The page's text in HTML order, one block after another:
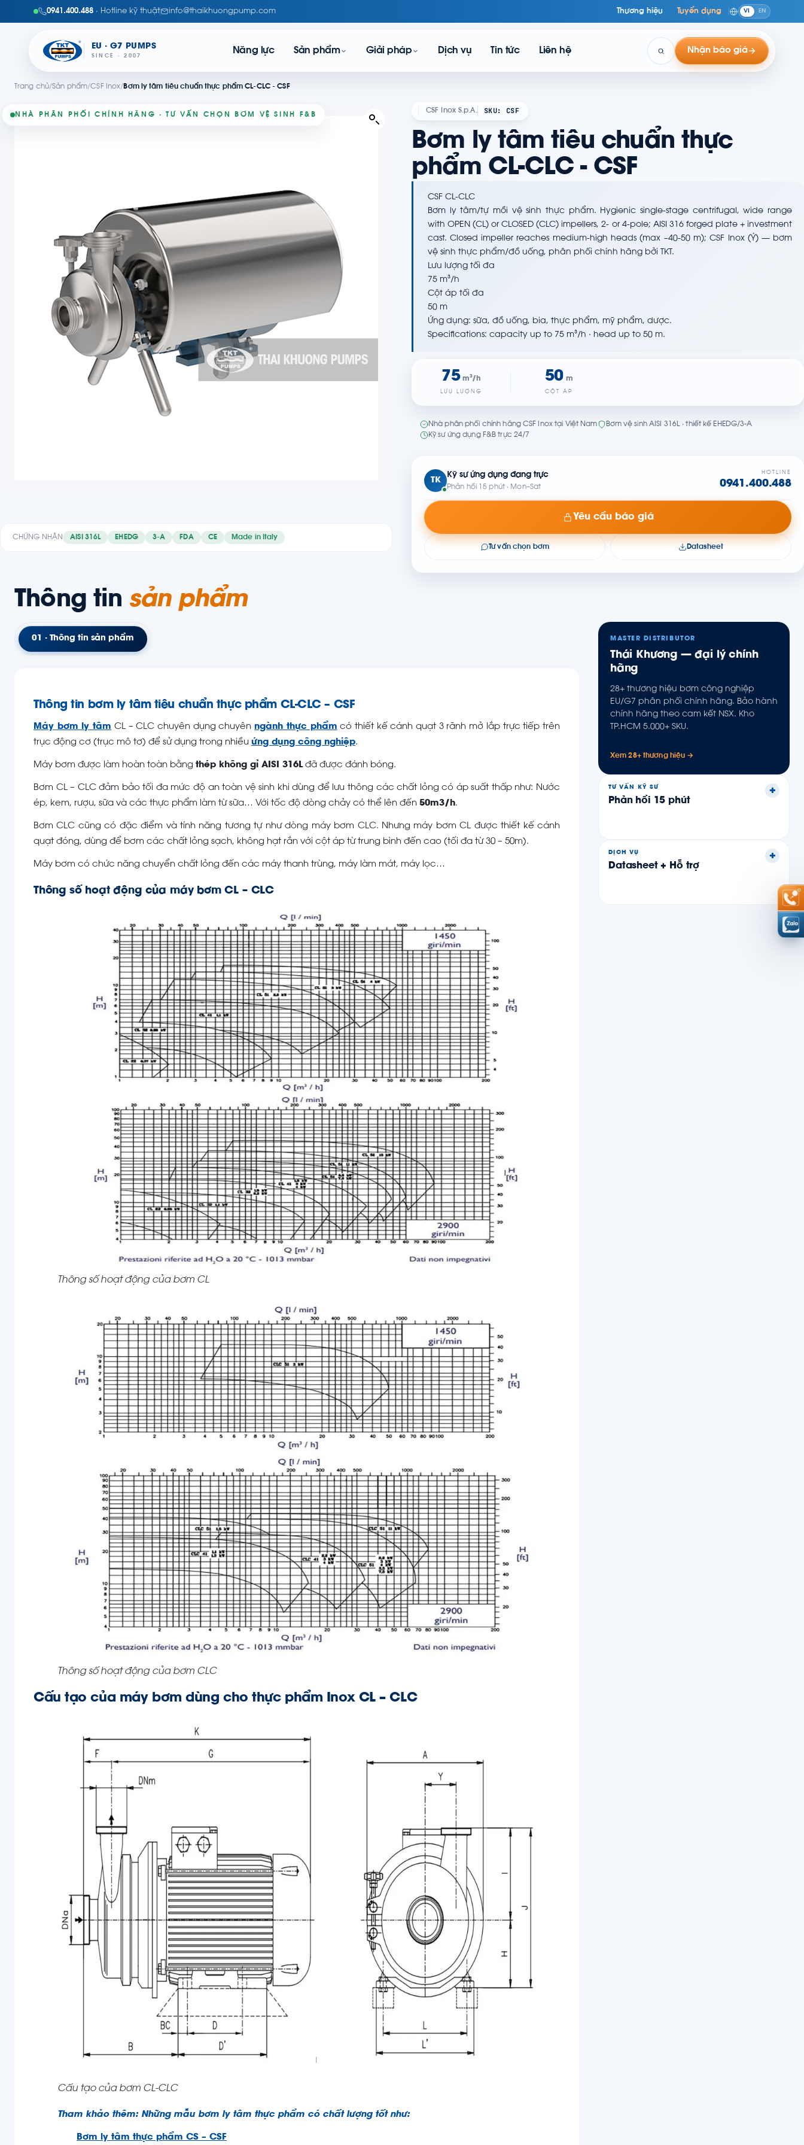
0941.400.488 · Hotline kỹ thuật info@thaikhuongpump.com Thương hiệu Tuyển dụng VI EN
EU · G7 PUMPS
SINCE · 2007
Năng lực Sản phẩm Giải pháp Dịch vụ Tin tức Liên hệ Nhận báo giá
Trang chủ/Sản phẩm/CSF Inox/Bơm ly tâm tiêu chuẩn thực phẩm CL-CLC - CSF
NHÀ PHÂN PHỐI CHÍNH HÃNG · TƯ VẤN CHỌN BƠM VỆ SINH F&B
CHỨNG NHẬN AISI 316L EHEDG 3-A FDA CE Made in Italy
CSF Inox S.p.A. SKU: CSF
Bơm ly tâm tiêu chuẩn thực
phẩm CL-CLC - CSF
CSF CL-CLC
Bơm ly tâm/tự mồi vệ sinh thực phẩm. Hygienic single-stage centrifugal, wide range
with OPEN (CL) or CLOSED (CLC) impellers, 2- or 4-pole; AISI 316 forged plate + investment
cast. Closed impeller reaches medium-high heads (max ~40-50 m); CSF Inox (Ý) — bơm
vệ sinh thực phẩm/đồ uống, phân phối chính hãng bởi TKT.
Lưu lượng tối đa
75 m³/h
Cột áp tối đa
50 m
Ứng dụng: sữa, đồ uống, bia, thực phẩm, mỹ phẩm, dược.
Specifications: capacity up to 75 m³/h · head up to 50 m.
75 m³/h
LƯU LƯỢNG
50 m
CỘT ÁP
Nhà phân phối chính hãng CSF Inox tại Việt Nam
Bơm vệ sinh AISI 316L · thiết kế EHEDG/3-A
Kỹ sư ứng dụng F&B trực 24/7
TK
Kỹ sư ứng dụng đang trực
Phản hồi 15 phút · Mon–Sat
HOTLINE
0941.400.488
Yêu cầu báo giá
Tư vấn chọn bơm Datasheet
Thông tin sản phẩm
01 · Thông tin sản phẩm
Thông tin bơm ly tâm tiêu chuẩn thực phẩm CL-CLC – CSF
Máy bơm ly tâm CL – CLC chuyên dụng chuyênngành thực phẩm có thiết kế cánh quạt 3 rãnh mở lắp trực tiếp trên
trục động cơ (trục mô tơ) để sử dụng trong nhiều ứng dụng công nghiệp.
Máy bơm được làm hoàn toàn bằng thép không gỉ AISI 316Lđã được đánh bóng.
Bơm CL – CLC đảm bảo tối đa mức độ an toàn vệ sinh khi dùng để lưu thông các chất lỏng có áp suất thấp như: Nước
ép, kem, rượu, sữa và các thực phẩm làm từ sữa… Với tốc độ dòng chảy có thể lên đến 50m3/h.
Bơm CLC cũng có đặc điểm và tính năng tương tự như dòng máy bơm CLC. Nhưng máy bơm CL được thiết kế cánh
quạt đóng, dùng để bơm các chất lỏng sạch, không hạt rắn với cột áp từ trung bình đến cao (tối đa từ 30 – 50m).
Máy bơm có chức năng chuyển chất lỏng đến các máy thanh trùng, máy làm mát, máy lọc…
Thông số hoạt động của máy bơm CL – CLC
Thông số hoạt động của bơm CL
Thông số hoạt động của bơm CLC
Cấu tạo của máy bơm dùng cho thực phẩm Inox CL – CLC
Cấu tạo của bơm CL-CLC
Tham khảo thêm: Những mẫu bơm ly tâm thực phẩm có chất lượng tốt như:
Bơm ly tâm thực phẩm CS – CSF
MASTER DISTRIBUTOR
Thái Khương — đại lý chính
hãng
28+ thương hiệu bơm công nghiệp
EU/G7 phân phối chính hãng. Bảo hành
chính hãng theo cam kết NSX. Kho
TP.HCM 5.000+ SKU.
Xem 28+ thương hiệu →
TƯ VẤN KỸ SƯ
Phản hồi 15 phút
DỊCH VỤ
Datasheet + Hỗ trợ